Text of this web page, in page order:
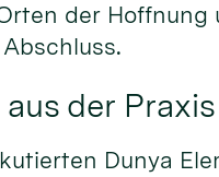
der
der
Dunya